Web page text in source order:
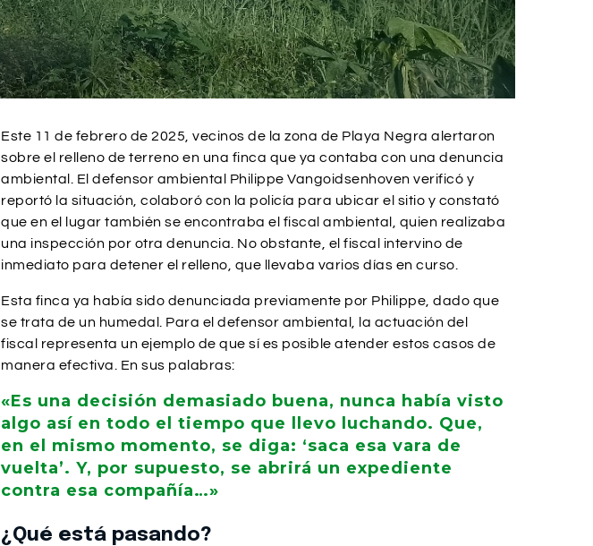
Este 11 de febrero de 2025, vecinos de la zona de Playa Negra alertaron
sobre el relleno de terreno en una finca que ya contaba con una denuncia
ambiental. El defensor ambiental Philippe Vangoidsenhoven verificó y
reportó la situación, colaboró con la policía para ubicar el sitio y constató
que en el lugar también se encontraba el fiscal ambiental, quien realizaba
una inspección por otra denuncia. No obstante, el fiscal intervino de
inmediato para detener el relleno, que llevaba varios días en curso.
Esta finca ya había sido denunciada previamente por Philippe, dado que
se trata de un humedal. Para el defensor ambiental, la actuación del
fiscal representa un ejemplo de que sí es posible atender estos casos de
manera efectiva. En sus palabras:
«Es una decisión demasiado buena, nunca había visto
algo así en todo el tiempo que llevo luchando. Que,
en el mismo momento, se diga: ‘saca esa vara de
vuelta’. Y, por supuesto, se abrirá un expediente
contra esa compañía…»
¿Qué está pasando?